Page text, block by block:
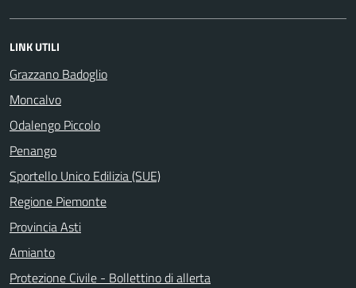
LINK UTILI
Grazzano Badoglio
Moncalvo
Odalengo Piccolo
Penango
Sportello Unico Edilizia (SUE)
Regione Piemonte
Provincia Asti
Amianto
Protezione Civile - Bollettino di allerta